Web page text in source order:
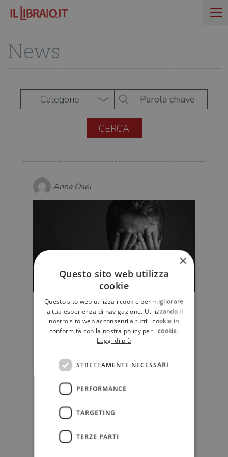
News
Categorie
Anna Osei
Perché è così difficile, per gli
uomini, abbandonarsi al pianto
In occasione dell'uscita di "Sotto lo
stesso sole", su ilLibraio.it l'autrice,
l'esordiente Anna Ose…
×
Questo sito web utilizza
cookie
Questo sito web utilizza i cookie per migliorare
la tua esperienza di navigazione. Utilizzando il
nostro sito web acconsenti a tutti i cookie in
conformità con la nostra policy per i cookie.
Leggi di più
STRETTAMENTE NECESSARI
PERFORMANCE
TARGETING
TERZE PARTI